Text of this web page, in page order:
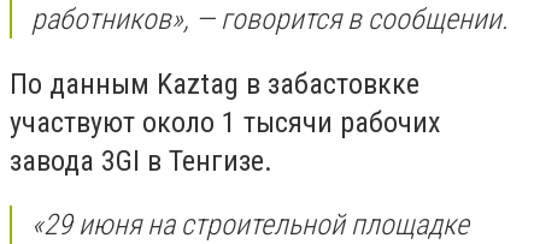
работников», — говорится в сообщении.
По данным Kaztag в забастовкке
участвуют около 1 тысячи рабочих
завода 3GI в Тенгизе.
«29 июня на строительной площадке